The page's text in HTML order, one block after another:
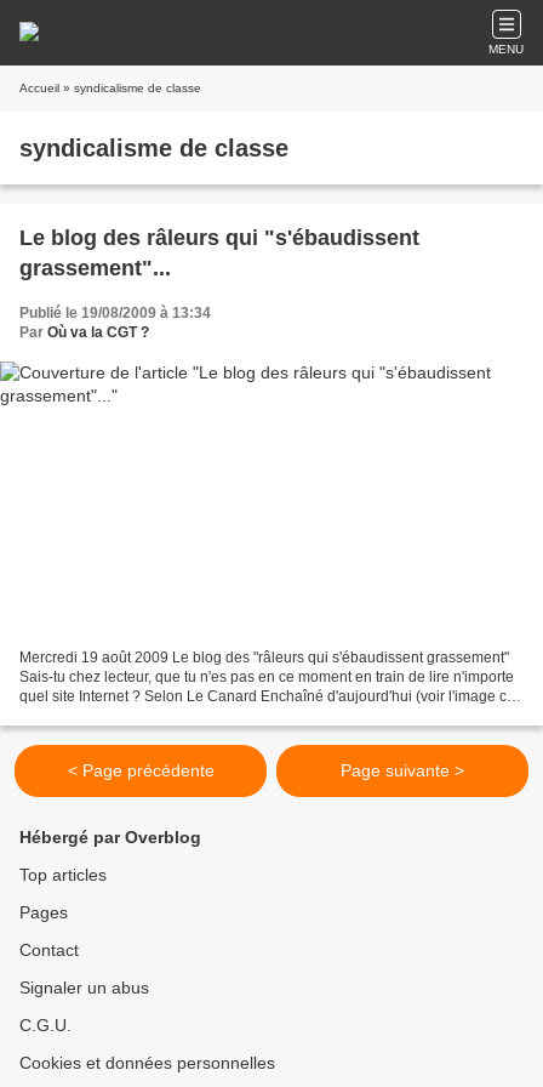
MENU
Accueil » syndicalisme de classe
syndicalisme de classe
Le blog des râleurs qui "s'ébaudissent
grassement"...
Publié le 19/08/2009 à 13:34
Par Où va la CGT ?
Mercredi 19 août 2009 Le blog des "râleurs qui s'ébaudissent grassement"
Sais-tu chez lecteur, que tu n'es pas en ce moment en train de lire n'importe
quel site Internet ? Selon Le Canard Enchaîné d'aujourd'hui (voir l'image ci-
< Page précédente Page suivante >
Hébergé par Overblog
Top articles
Pages
Contact
Signaler un abus
C.G.U.
Cookies et données personnelles